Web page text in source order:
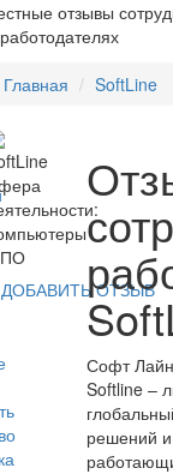
отзывы
Главная SoftLine
ДОБАВИТЬ ОТЗЫВ
Софт Лайн
Softline –
решений